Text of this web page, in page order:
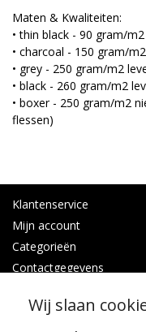
Maten & Kwaliteiten:
• thin black - 90 gram/
• charcoal - 150 gram/
• grey - 250 gram/m2
• black - 260 gram/m2
• boxer- 250 gram/m2
flessen)
Klantenservice
Mijn account
Categorieën
Contactgegevens
© Copyright 2026 - Binnen
Wij slaan